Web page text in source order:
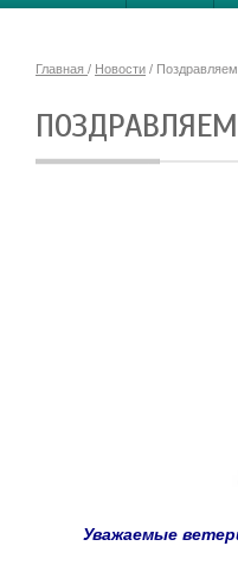
Главная / Новости / Поздравляем
Уважаемые